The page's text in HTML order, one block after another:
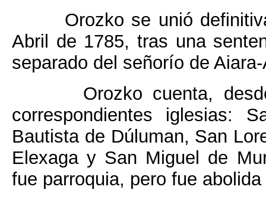
Orozko se unió
Abril de 1785, tras una
separado del señorío de
Orozko cuenta,
correspondientes iglesias:
Bautista de Dúluman, San
Elexaga y San Miguel de
fue parroquia, pero fue